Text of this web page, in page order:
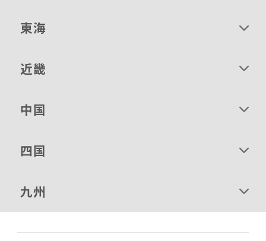
東海
近畿
中国
四国
九州